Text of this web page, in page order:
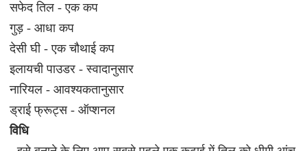
सफेद तिल - एक कप
गुड़ - आधा कप
देसी घी - एक चौथाई कप
इलायची पाउडर - स्वादानुसार
नारियल - आवश्यकतानुसार
ड्राई फ्रूट्स - ऑप्शनल
विधि